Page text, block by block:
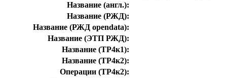
Название (англ.):
Название (РЖД):
Название (РЖД opendata):
Название (ЭТП РЖД):
Название (ТР4к1):
Название (ТР4к2):
Операции (ТР4к2):